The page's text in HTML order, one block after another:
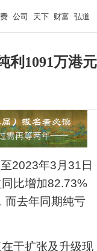
公司 天下 财富 弘道
利1091万港元
2023年3月31日
比增加82.73%
而去年同期纯亏
于扩张及升级现